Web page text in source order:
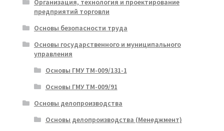
Организация, технология и проектирование
предприятий торговли
Основы безопасности труда
Основы государственного и муниципального
управления
Основы ГМУ ТМ-009/131-1
Основы ГМУ ТМ-009/91
Основы делопроизводства
Основы делопроизводства (Менеджмент)